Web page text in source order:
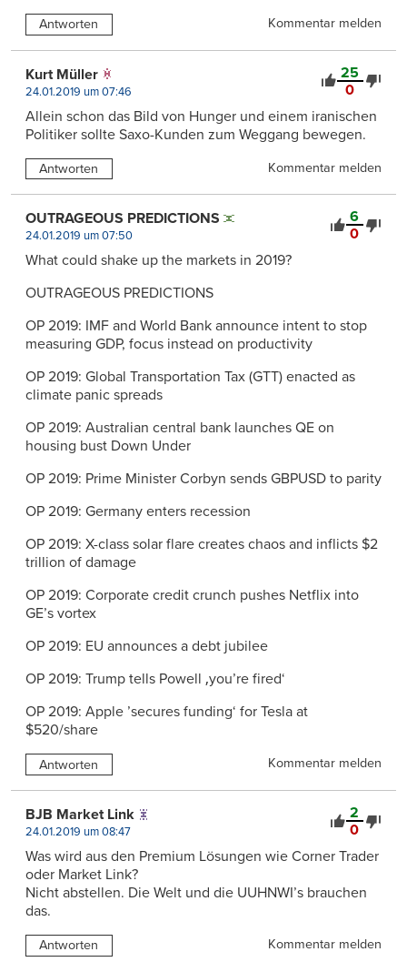
Antworten Kommentar melden
25
0
Kurt Müller
24.01.2019 um 07:46
Allein schon das Bild von Hunger und einem iranischen
Politiker sollte Saxo-Kunden zum Weggang bewegen.
Antworten Kommentar melden
6
0
OUTRAGEOUS PREDICTIONS
24.01.2019 um 07:50
What could shake up the markets in 2019?
OUTRAGEOUS PREDICTIONS
OP 2019: IMF and World Bank announce intent to stop
measuring GDP, focus instead on productivity
OP 2019: Global Transportation Tax (GTT) enacted as
climate panic spreads
OP 2019: Australian central bank launches QE on
housing bust Down Under
OP 2019: Prime Minister Corbyn sends GBPUSD to parity
OP 2019: Germany enters recession
OP 2019: X-class solar flare creates chaos and inflicts $2
trillion of damage
OP 2019: Corporate credit crunch pushes Netflix into
GE’s vortex
OP 2019: EU announces a debt jubilee
OP 2019: Trump tells Powell ‚you’re fired‘
OP 2019: Apple ’secures funding‘ for Tesla at
$520/share
Antworten Kommentar melden
2
0
BJB Market Link
24.01.2019 um 08:47
Was wird aus den Premium Lösungen wie Corner Trader
oder Market Link?
Nicht abstellen. Die Welt und die UUHNWI’s brauchen
das.
Antworten Kommentar melden